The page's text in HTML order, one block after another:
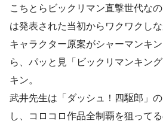
こちとらビックリマン直撃世代な
は発表された当初からワクワクしな
キャラクター原案がシャーマンキ
ら、パッと見「ビックリマンキン
キン。
武井先生は「ダッシュ！四駆郎」
し、コロコロ作品全制覇を狙ってる